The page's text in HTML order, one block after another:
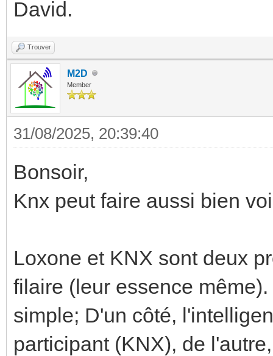
David.
Trouver
M2D
Member
31/08/2025, 20:39:40
Bonsoir,
Knx peut faire aussi bien
Loxone et KNX sont deux
filaire (leur essence
simple; D'un côté,
participant (KNX), de